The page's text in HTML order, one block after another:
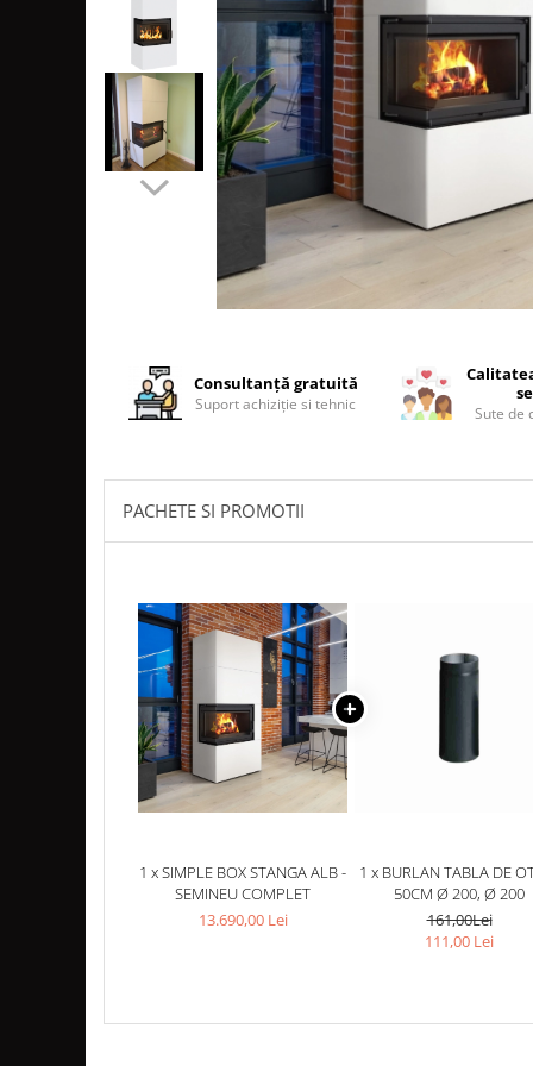
SEMINEE SUSPENDATE PE LEMNE
SOBE DE GĂTIT PE LEMNE
COSURI DE FUM
COSURI INOX PROFESIONALE
Schiedel Permeter Negru
Cosuri de fum inox DARCO
COSURI DE FUM CERAMICE HOCH
HOCH INDUSTRIAL
Coș de fum LSK
COSURI DE FUM CERAMICE KAMIN
ACCESORII COSURI DE FUM
Palarii cos de fum
USTENSILE CURATARE COS FUM
CENTRALE, SOBE & ȘEMINEE PE
SOBE ȘI TERMOSOBE PE PELETI
SOBE DE GATIT PE PELETI
Consultanță gratuită
Suport achiziție si tehnic Sute de
PACHETE SI PROMOTII
1 x SIMPLE BOX STANGA ALB -
SEMINEU COMPLET
13.690,00 Lei
1 x BURLAN TABLA DE
50CM Ø 200, Ø 200
161,00Lei
111,00 Lei